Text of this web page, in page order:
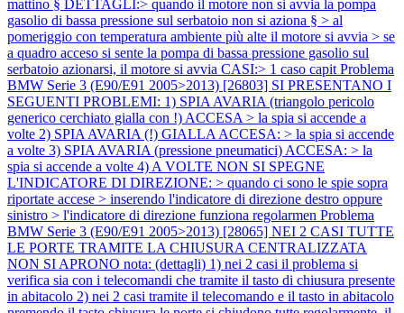
mattino § DETTAGLI:> quando il motore non si avvia la pompa
gasolio di bassa pressione sul serbatoio non si aziona § > al
pomeriggio con temperatura ambiente più alte il motore si avvia > se
a quadro acceso si sente la pompa di bassa pressione gasolio sul
serbatoio azionarsi, il motore si avvia CASI:> 1 caso capit Problema
BMW Serie 3 (E90/E91 2005>2013) [26803] SI PRESENTANO I
SEGUENTI PROBLEMI: 1) SPIA AVARIA (triangolo pericolo
generico cerchiato gialla con !) ACCESA > la spia si accende a
volte 2) SPIA AVARIA (!) GIALLA ACCESA: > la spia si accende
a volte 3) SPIA AVARIA (pressione pneumatici) ACCESA: > la
spia si accende a volte 4) A VOLTE NON SI SPEGNE
L'INDICATORE DI DIREZIONE: > quando ci sono le spie sopra
riportate accese > inserendo l'indicatore di direzione destro oppure
sinistro > l'indicatore di direzione funziona regolarmen Problema
BMW Serie 3 (E90/E91 2005>2013) [28065] NEI 2 CASI TUTTE
LE PORTE TRAMITE LA CHIUSURA CENTRALIZZATA
NON SI APRONO nota: (dettagli) 1) nei 2 casi il problema si
verifica sia con i telecomandi che tramite il tasto di chiusura presente
in abitacolo 2) nei 2 casi tramite il telecomando e il tasto in abitacolo